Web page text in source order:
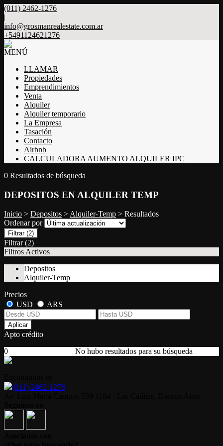
(011) 2462-1276
|
info@grosmanrealestate.com.ar
+5491124621276
MENÚ
LLAMAR
Propiedades
Emprendimientos
Venta
Alquiler
Alquiler temporario
La Empresa
Tasación
Contacto
Airbnb
CALCULADORA AUMENTO ALQUILER IPC
0 Resultados de búsqueda
DEPOSITOS EN ALQUILER TEMP
Inicio > Depositos >Alquiler-Temp > Resultados
Ordenar por
Filtrar (2)
Filtrar (2)
Filtros Activos
Depositos
Alquiler-Temp
Precios
USD
ARS
Aplicar
Apto crédito
No hubo resultados para su búsqueda
0
(011) 2462-1276